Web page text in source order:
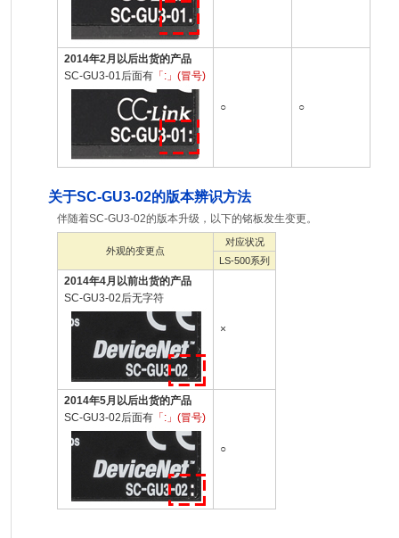
2014年2月以后出货的产品
SC-GU3-01后面有 「:」(冒号)
○ ○
关于SC-GU3-02的版本辨识方法
伴随着SC-GU3-02的版本升级，以下的铭板发生变更。
外观的变更点
对应状况
LS-500系列
2014年4月以前出货的产品
SC-GU3-02后无字符
×
2014年5月以后出货的产品
SC-GU3-02后面有 「:」(冒号)
○